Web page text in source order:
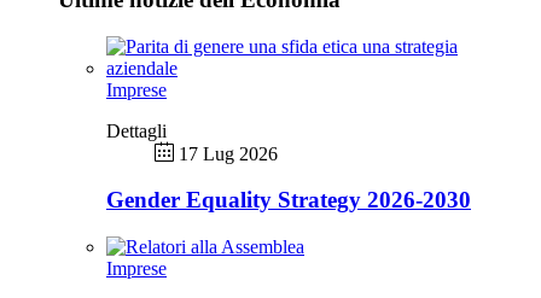
Imprese
Dettagli
17 Lug 2026
Gender Equality Strategy 2026-2030
Imprese